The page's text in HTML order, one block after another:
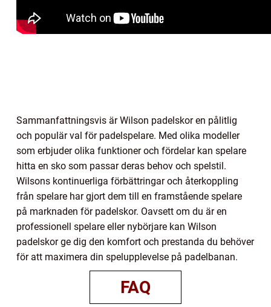
Sammanfattningsvis är Wilson padelskor en pålitlig
och populär val för padelspelare. Med olika modeller
som erbjuder olika funktioner och fördelar kan spelare
hitta en sko som passar deras behov och spelstil.
Wilsons kontinuerliga förbättringar och återkoppling
från spelare har gjort dem till en framstående spelare
på marknaden för padelskor. Oavsett om du är en
professionell spelare eller nybörjare kan Wilson
padelskor ge dig den komfort och prestanda du behöver
för att maximera din spelupplevelse på padelbanan.
FAQ